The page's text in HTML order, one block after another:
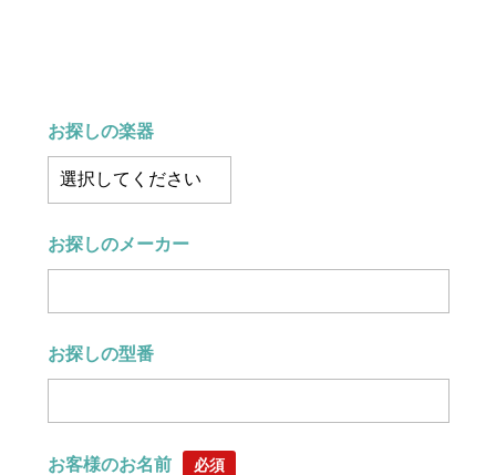
お探しの楽器
お探しのメーカー
お探しの型番
お客様のお名前 必須